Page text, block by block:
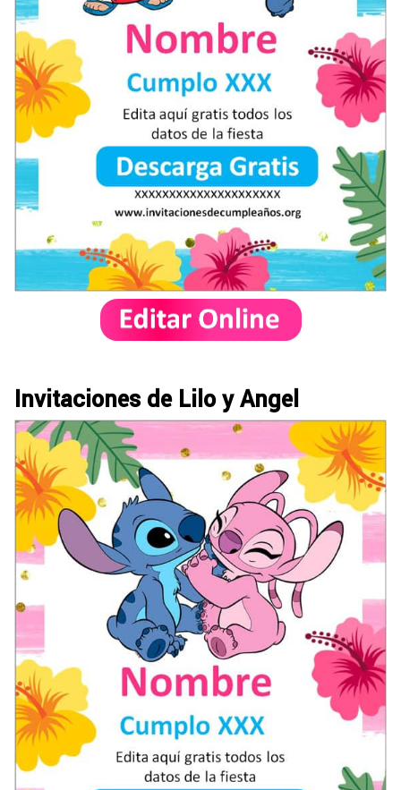
Invitaciones de Lilo y Angel